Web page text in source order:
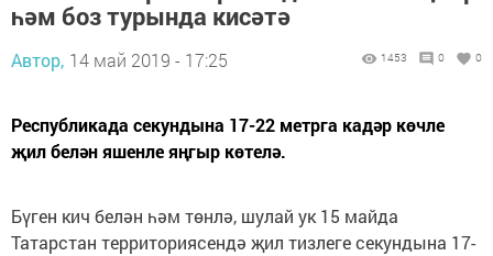
һәм боз турында кисәтә
Автор, 14 май 2019 - 17:25 1453 0 0
Республикада секундына 17-22 метрга кадәр көчле
җил белән яшенле яңгыр көтелә.
Бүген кич белән һәм төнлә, шулай ук 15 майда
Татарстан территориясендә җил тизлеге секундына 17-